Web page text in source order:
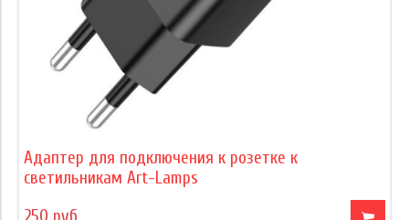
Адаптер для подключения к розетке к
светильникам Art-Lamps